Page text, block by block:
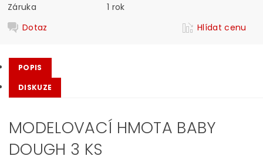
Záruka
1 rok
Dotaz
Hlídat cenu
POPIS
DISKUZE
MODELOVACÍ HMOTA BABY
DOUGH 3 KS